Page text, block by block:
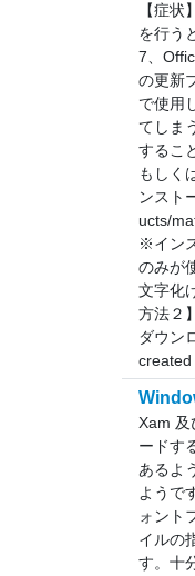
【症
を行う
7、
の更新
で使用
てしま
するこ
もしく
ンスト
ucts/
※イン
のみが
文字化
方法２
ダウン
created
Xam 及
ードす
あるよ
ようで
ォント
イルの
す。十